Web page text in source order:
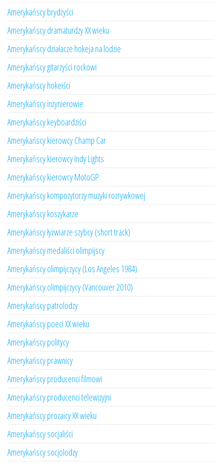
Amerykańscy brydżyści
Amerykańscy dramaturdzy XX wieku
Amerykańscy działacze hokeja na lodzie
Amerykańscy gitarzyści rockowi
Amerykańscy hokeiści
Amerykańscy inżynierowie
Amerykańscy keyboardziści
Amerykańscy kierowcy Champ Car
Amerykańscy kierowcy Indy Lights
Amerykańscy kierowcy MotoGP
Amerykańscy kompozytorzy muzyki rozrywkowej
Amerykańscy koszykarze
Amerykańscy łyżwiarze szybcy (short track)
Amerykańscy medaliści olimpijscy
Amerykańscy olimpijczycy (Los Angeles 1984)
Amerykańscy olimpijczycy (Vancouver 2010)
Amerykańscy patrolodzy
Amerykańscy poeci XX wieku
Amerykańscy politycy
Amerykańscy prawnicy
Amerykańscy producenci filmowi
Amerykańscy producenci telewizyjni
Amerykańscy prozaicy XX wieku
Amerykańscy socjaliści
Amerykańscy socjolodzy